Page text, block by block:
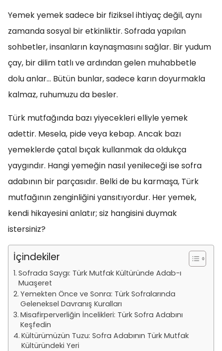
Yemek yemek sadece bir fiziksel ihtiyaç değil, aynı
zamanda sosyal bir etkinliktir. Sofrada yapılan
sohbetler, insanların kaynaşmasını sağlar. Bir yudum
çay, bir dilim tatlı ve ardından gelen muhabbetle
dolu anlar… Bütün bunlar, sadece karın doyurmakla
kalmaz, ruhumuzu da besler.
Türk mutfağında bazı yiyecekleri elliyle yemek
adettir. Mesela, pide veya kebap. Ancak bazı
yemeklerde çatal bıçak kullanmak da oldukça
yaygındır. Hangi yemeğin nasıl yenileceği ise sofra
adabının bir parçasıdır. Belki de bu karmaşa, Türk
mutfağının zenginliğini yansıtıyordur. Her yemek,
kendi hikayesini anlatır; siz hangisini duymak
istersiniz?
İçindekiler
Sofrada Saygı: Türk Mutfak Kültüründe Adab-ı
Muaşeret
Yemekten Önce ve Sonra: Türk Sofralarında
Geleneksel Davranış Kuralları
Misafirperverliğin İncelikleri: Türk Sofra Adabını
Keşfedin
Kültürümüzün Tuzu: Sofra Adabının Türk Mutfak
Kültüründeki Yeri